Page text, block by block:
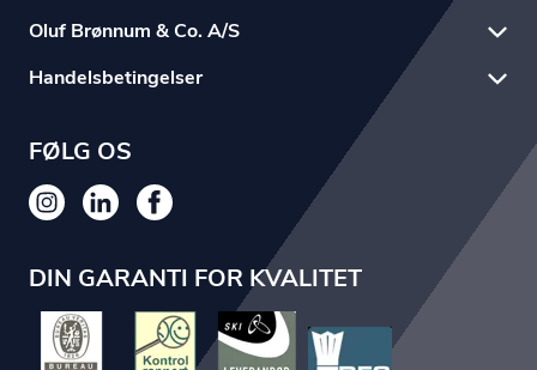
Oluf Brønnum & Co. A/S
Handelsbetingelser
FØLG OS
DIN GARANTI FOR KVALITET